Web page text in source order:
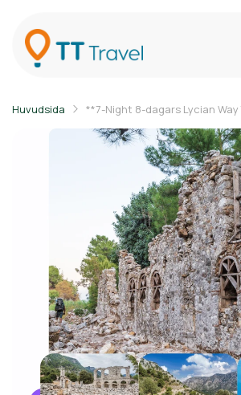
Huvudsida **7-Night 8-dagars Lycian